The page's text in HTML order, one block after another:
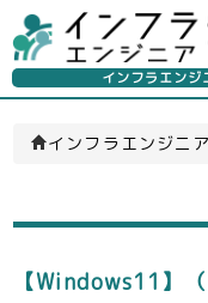
インフラエンジ
インフラエンジニ
【Windows11】